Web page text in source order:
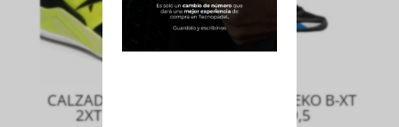
CALZADO VIRTUO-Y
2XT Talla 10
CALZADO NEKO B-XT
Talla 9,5